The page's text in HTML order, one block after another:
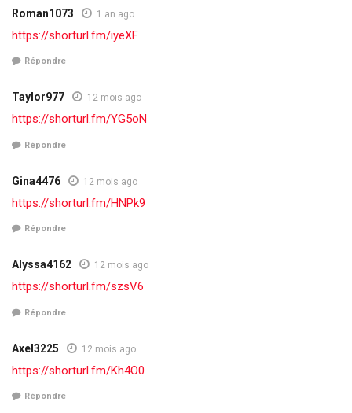
Roman1073 1 an ago
https://shorturl.fm/iyeXF
Répondre
Taylor977 12 mois ago
https://shorturl.fm/YG5oN
Répondre
Gina4476 12 mois ago
https://shorturl.fm/HNPk9
Répondre
Alyssa4162 12 mois ago
https://shorturl.fm/szsV6
Répondre
Axel3225 12 mois ago
https://shorturl.fm/Kh4O0
Répondre